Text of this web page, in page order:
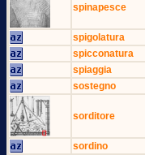
spinapesce
spigolatura
spicconatura
spiaggia
sostegno
sorditore
sordino